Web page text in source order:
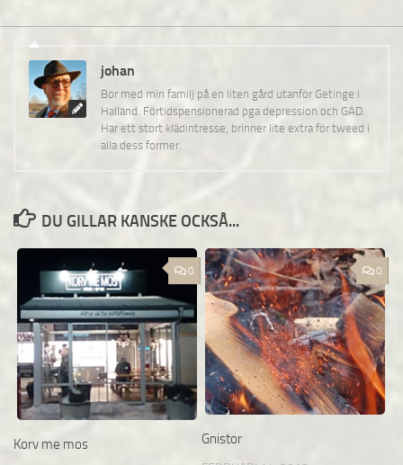
johan
Bor med min familj på en liten gård utanför Getinge i
Halland. Förtidspensionerad pga depression och GAD.
Har ett stort klädintresse, brinner lite extra för tweed i
alla dess former.
DU GILLAR KANSKE OCKSÅ...
0
Korv me mos
0
Gnistor